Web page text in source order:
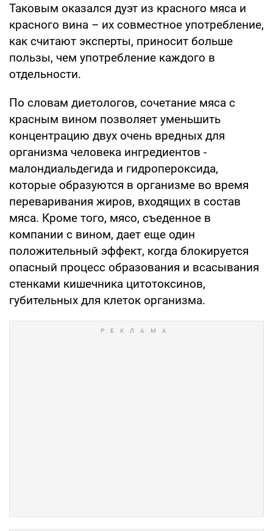
Таковым оказался дуэт из красного мяса и
красного вина – их совместное употребление,
как считают эксперты, приносит больше
пользы, чем употребление каждого в
отдельности.
По словам диетологов, сочетание мяса с
красным вином позволяет уменьшить
концентрацию двух очень вредных для
организма человека ингредиентов -
малондиальдегида и гидропероксида,
которые образуются в организме во время
переваривания жиров, входящих в состав
мяса. Кроме того, мясо, съеденное в
компании с вином, дает еще один
положительный эффект, когда блокируется
опасный процесс образования и всасывания
стенками кишечника цитотоксинов,
губительных для клеток организма.